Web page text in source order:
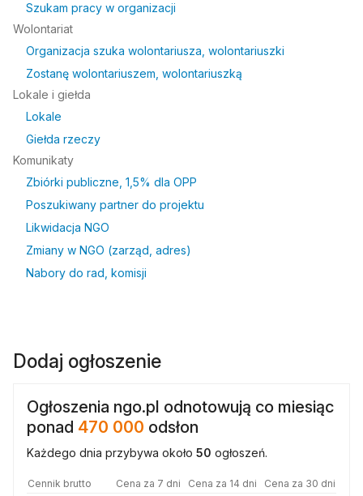
Szukam pracy w organizacji
Wolontariat
Organizacja szuka wolontariusza, wolontariuszki
Zostanę wolontariuszem, wolontariuszką
Lokale i giełda
Lokale
Giełda rzeczy
Komunikaty
Zbiórki publiczne, 1,5% dla OPP
Poszukiwany partner do projektu
Likwidacja NGO
Zmiany w NGO (zarząd, adres)
Nabory do rad, komisji
Dodaj ogłoszenie
Ogłoszenia ngo.pl odnotowują co miesiąc
ponad 470 000 odsłon
Każdego dnia przybywa około 50 ogłoszeń.
Cennik brutto Cena za 7 dni Cena za 14 dni
Cena za 30 dni